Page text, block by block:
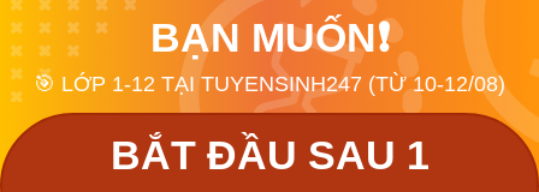
BẠN MUỐN❗
🎯 LỚP 1-12 TẠI TUYENSINH247 (TỪ 10-12/08)
BẮT ĐẦU SAU 1